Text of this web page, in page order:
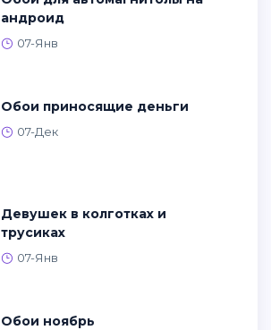
андроид
07-Янв
Обои приносящие деньги
07-Дек
Девушек в колготках и
трусиках
07-Янв
Обои ноябрь